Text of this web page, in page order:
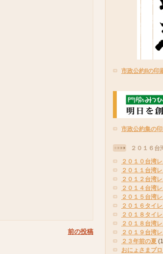
前の投稿
市政公約IIの印
市政公約集の
２０１６台
２０１０台湾
２０１１台湾
２０１２台湾
２０１４台湾
２０１５台湾
２０１６タイ
２０１８タイ
２０１８台湾
２０１９台湾
２３年前の夏
おにょさまプ